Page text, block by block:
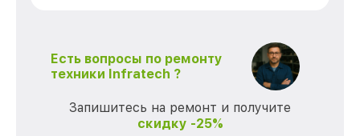
Есть вопросы по ремонту
техники Infratech ?
Запишитесь на ремонт и получите
скидку -25%